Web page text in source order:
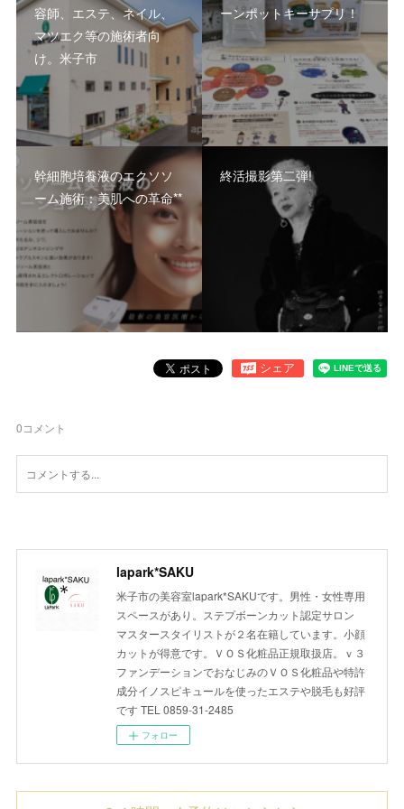
容師、エステ、ネイル、
マツエク等の施術者向
け。米子市
ーンポットキーサプリ！
幹細胞培養液のエクソソ
ーム施術：美肌への革命**
終活撮影第二弾!
0コメント
lapark*SAKU
米子市の美容室lapark*SAKUです。男性・女性専用
スペースがあり。ステプボーンカット認定サロン
マスタースタイリストが２名在籍しています。小顔
カットが得意です。ＶＯＳ化粧品正規取扱店。ｖ３
ファンデーションでおなじみのＶＯＳ化粧品や特許
成分イノスピキュールを使ったエステや脱毛も好評
です TEL 0859-31-2485
フォロー